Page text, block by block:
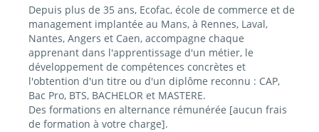
Depuis plus de 35 ans, Ecofac, école de commerce et de
management implantée au Mans, à Rennes, Laval,
Nantes, Angers et Caen, accompagne chaque
apprenant dans l'apprentissage d'un métier, le
développement de compétences concrètes et
l'obtention d'un titre ou d'un diplôme reconnu : CAP,
Bac Pro, BTS, BACHELOR et MASTERE.
Des formations en alternance rémunérée [aucun frais
de formation à votre charge].